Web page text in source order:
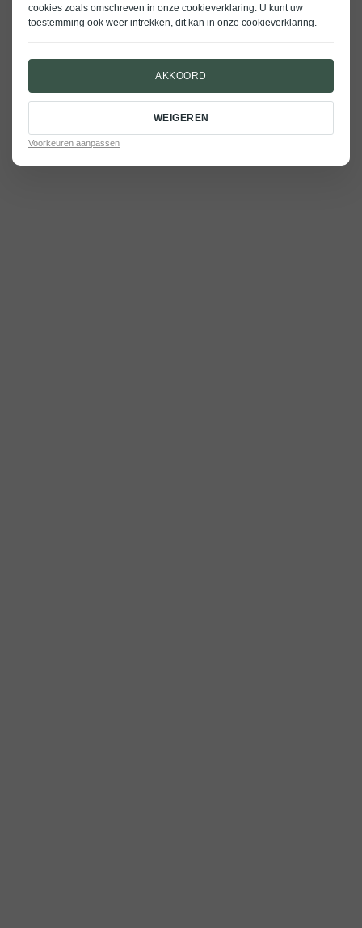
cookies zoals omschreven in onze cookieverklaring. U kunt uw
toestemming ook weer intrekken, dit kan in onze cookieverklaring.
AKKOORD
WEIGEREN
Voorkeuren aanpassen